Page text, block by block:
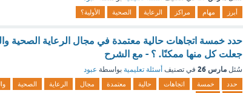
أبرز مهام مراكز الرعاية الصحية الأولية؟
حدد خمسة اتجاهات حالية معتمدة في مجال الرعاية الصحية
جعلت كل منها ممكنًا. ؟ - مع الشرح
سُئل مارس 26 في تصنيف أسئلة تعليمية بواسطة عبود
حدد خمسة اتجاهات حالية معتمدة مجال الرعاية الصحية